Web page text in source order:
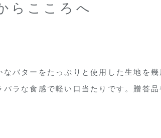
らこころへ
バターをたっぷりと使用した生地を
ラな食感で軽い口当たりです。贈答